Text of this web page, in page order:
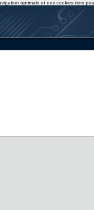
optimale et des cookies tiers